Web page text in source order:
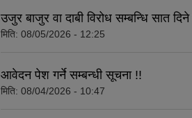
उजुर बाजुर वा दाबी विरोध सम्बन्धि सात
मिति: 08/05/2026 - 12:25
आवेदन पेश गर्ने सम्बन्धी सूचना !!
मिति: 08/04/2026 - 10:47